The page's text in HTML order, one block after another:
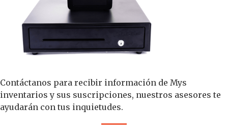
Contáctanos para recibir información de Mys
inventarios y sus suscripciones, nuestros asesores te
ayudarán con tus inquietudes.